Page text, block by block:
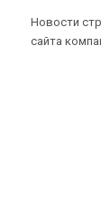
Новости
сайта